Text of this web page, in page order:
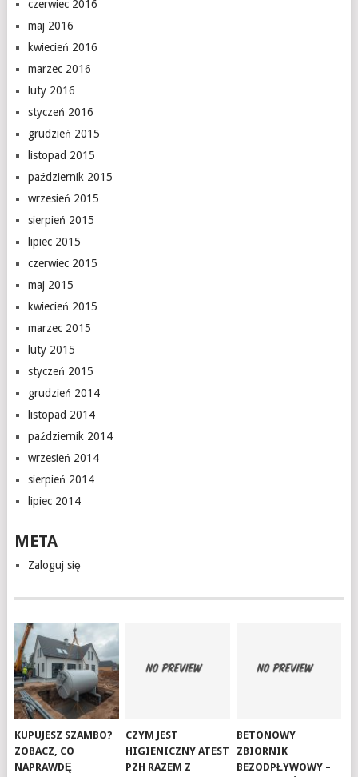
czerwiec 2016
maj 2016
kwiecień 2016
marzec 2016
luty 2016
styczeń 2016
grudzień 2015
listopad 2015
październik 2015
wrzesień 2015
sierpień 2015
lipiec 2015
czerwiec 2015
maj 2015
kwiecień 2015
marzec 2015
luty 2015
styczeń 2015
grudzień 2014
listopad 2014
październik 2014
wrzesień 2014
sierpień 2014
lipiec 2014
META
Zaloguj się
KUPUJESZ SZAMBO?
ZOBACZ, CO
NAPRAWDĘ
CZYM JEST
HIGIENICZNY ATEST
PZH RAZEM Z
BETONOWY
ZBIORNIK
BEZODPŁYWOWY –